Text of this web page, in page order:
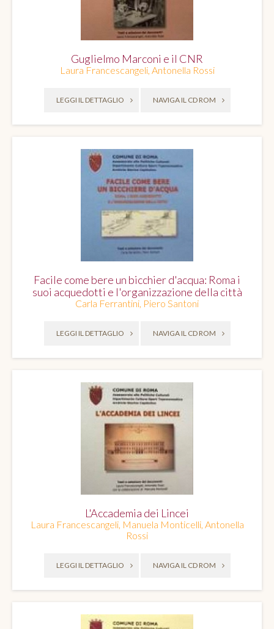
Guglielmo Marconi e il CNR
Laura Francescangeli, Antonella Rossi
LEGGI IL DETTAGLIO NAVIGA IL CD ROM
Facile come bere un bicchier d'acqua: Roma i
suoi acquedotti e l'organizzazione della città
Carla Ferrantini, Piero Santoni
LEGGI IL DETTAGLIO NAVIGA IL CD ROM
L'Accademia dei Lincei
Laura Francescangeli, Manuela Monticelli, Antonella
Rossi
LEGGI IL DETTAGLIO NAVIGA IL CD ROM